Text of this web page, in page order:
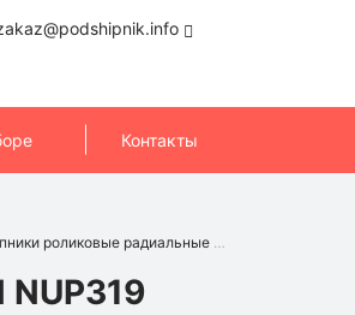
Контакты
роликовые радиальные